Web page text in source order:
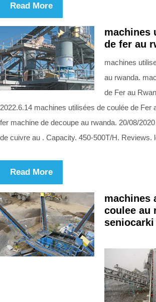
Read More
machines
de fer au
machines
au rwanda.
de Fer au
2022.6.14 machines utilisées de coulée de Fer
fer machine de decoupe au rwanda. 20/08/
de cuivre au . Capacity. 450-500T/H. Reviews.
Read More
machines
coulee au
seniocarki